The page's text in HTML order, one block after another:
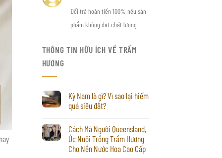
Đổi trả hoàn tiền 100% nếu sản
phẩm không đạt chất lượng
THÔNG TIN HỮU ÍCH VỀ TRẦM
HƯƠNG
Kỳ Nam là gì? Vì sao lại hiếm
quá siêu đắt?
Cách Mà Người Queensland,
Úc Nuôi Trồng Trầm Hương
Cho Nền Nước Hoa Cao Cấp